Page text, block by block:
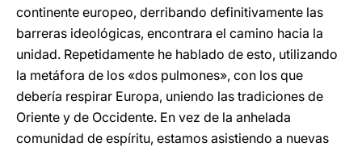
continente europeo, derribando definitivamente las
barreras ideológicas, encontrara el camino hacia la
unidad. Repetidamente he hablado de esto, utilizando
la metáfora de los «dos pulmones», con los que
debería respirar Europa, uniendo las tradiciones de
Oriente y de Occidente. En vez de la anhelada
comunidad de espíritu, estamos asistiendo a nuevas